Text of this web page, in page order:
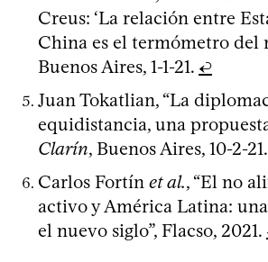
Creus: ‘La relación entre
China es el termómetro del
Buenos Aires, 1-1-21. ↩
Juan Tokatlian, “La
equidistancia, una
Clarín, Buenos Aires, 10-2-21.
Carlos Fortín et al., “El no
activo y América Latina:
el nuevo siglo”, Flacso, 2021.